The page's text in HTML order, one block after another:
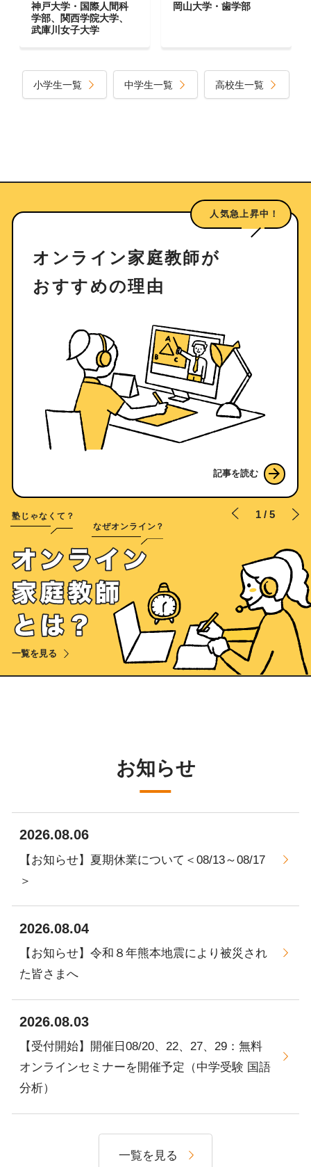
神戸大学・国際人間科
学部、関西学院大学、
武庫川女子大学
岡山大学・歯学部
小学生一覧 中学生一覧 高校生一覧
塾じゃなくて？
なぜオンライン？
オ
ン
ラ
イ
ン
家
一覧を見る
人気急上昇中！
オンライン家庭教師が
おすすめの理由
記事を読む
1 /5
お知らせ
2026.08.06
【お知らせ】夏期休業について＜08/13～08/17
＞
2026.08.04
【お知らせ】令和８年熊本地震により被災され
た皆さまへ
2026.08.03
【受付開始】開催日08/20、22、27、29：無料
オンラインセミナーを開催予定（中学受験 国語
分析）
一覧を見る